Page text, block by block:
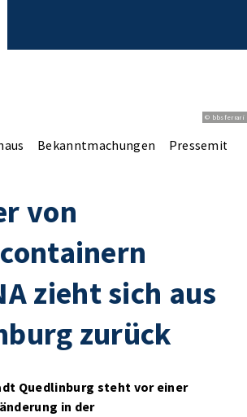
© bbsferrari
Bekanntmachungen
von
zieht sich aus
zurück
Quedlinburg steht vor einer
in der